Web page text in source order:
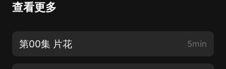
查看更多
第00集 片花 5min